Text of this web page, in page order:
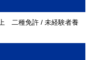
二種免許 / 未経験者養